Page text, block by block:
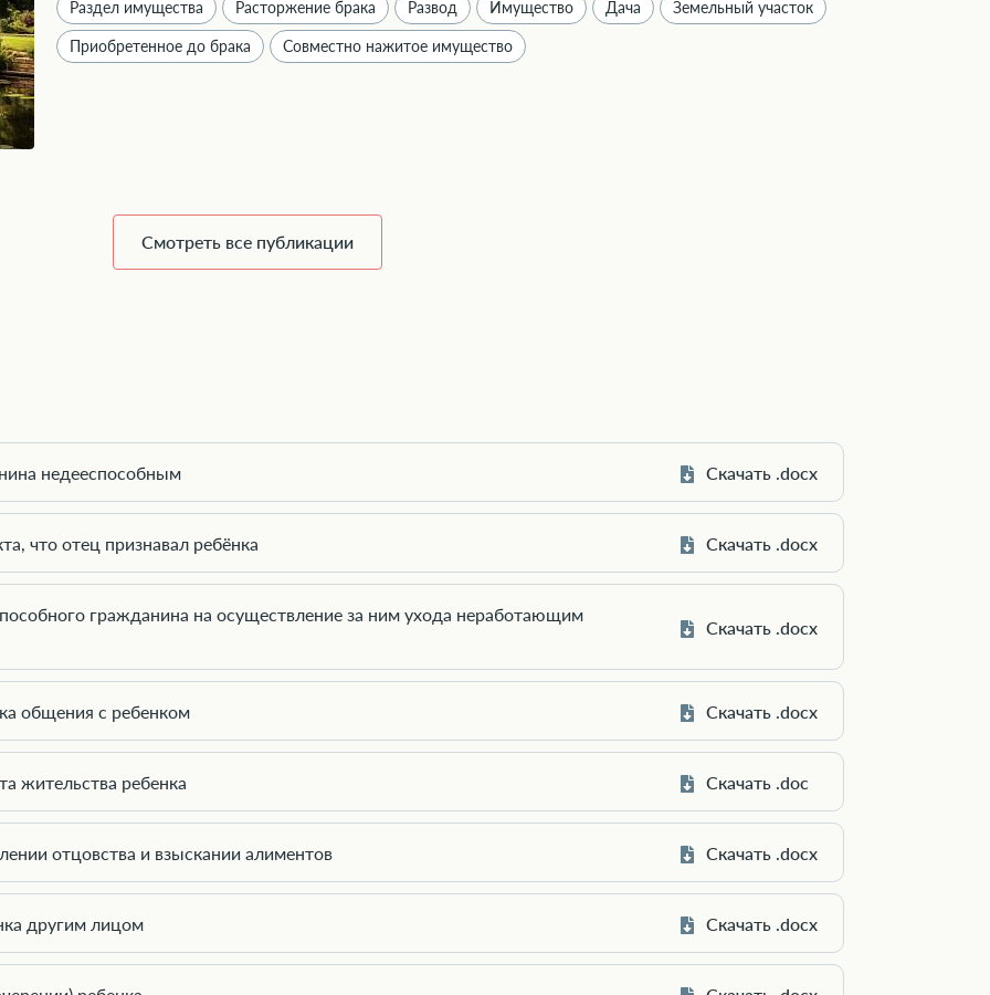
Раздел имущества
Расторжение брака Развод Имущество Дача Земельный участок
Приобретенное до брака Совместно нажитое имущество
Смотреть все публикации
недееспособным Скачать .docx
что отец признавал ребёнка Скачать .docx
гражданина на осуществление за ним ухода неработающим
Скачать .docx
общения с ребенком Скачать .docx
жительства ребенка Скачать .doc
отцовства и взыскании алиментов Скачать .docx
другим лицом Скачать .docx